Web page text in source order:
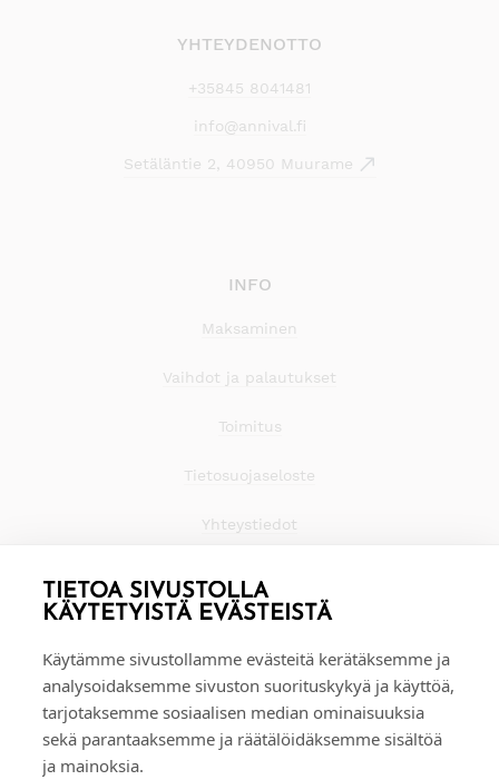
TIETOA SIVUSTOLLA
KÄYTETYISTÄ EVÄSTEISTÄ
Käytämme sivustollamme evästeitä kerätäksemme ja
analysoidaksemme sivuston suorituskykyä ja käyttöä,
tarjotaksemme sosiaalisen median ominaisuuksia
sekä parantaaksemme ja räätälöidäksemme sisältöä
ja mainoksia.
YHTEYDENOTTO
+35845 8041481
info@annival.fi
Setäläntie 2, 40950 Muurame
INFO
Maksaminen
Vaihdot ja palautukset
Toimitus
Tietosuojaseloste
Yhteystiedot